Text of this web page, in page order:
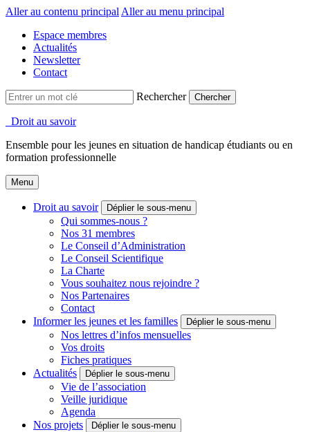
Aller au contenu principal Aller au menu principal
Espace membres
Actualités
Newsletter
Contact
Rechercher
Droit au savoir
Ensemble pour les jeunes en situation de handicap étudiants ou en
formation professionnelle
Menu
Droit au savoir Déplier le sous-menu
Qui sommes-nous ?
Nos 31 membres
Le Conseil d’Administration
Le Conseil Scientifique
La Charte
Vous souhaitez nous rejoindre ?
Nos Partenaires
Contact
Informer les jeunes et les familles
Déplier le sous-menu
Nos lettres d’infos mensuelles
Vos droits
Fiches pratiques
Actualités
Déplier le sous-menu
Vie de l’association
Veille juridique
Agenda
Nos projets
Déplier le sous-menu